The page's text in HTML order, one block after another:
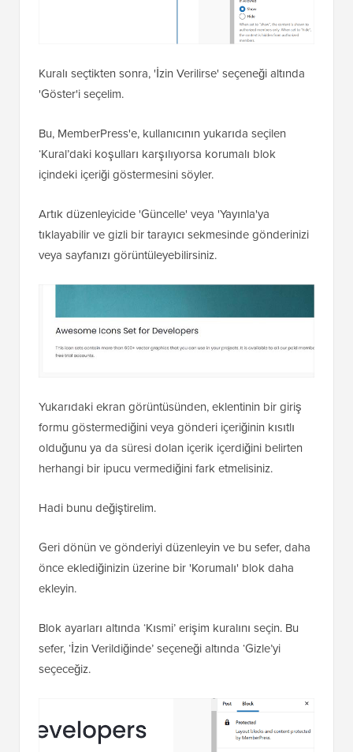
Kuralı seçtikten sonra, 'İzin Verilirse' seçeneği altında
'Göster'i seçelim.
Bu, MemberPress'e, kullanıcının yukarıda seçilen
‘Kural’daki koşulları karşılıyorsa korumalı blok
içindeki içeriği göstermesini söyler.
Artık düzenleyicide 'Güncelle' veya 'Yayınla'ya
tıklayabilir ve gizli bir tarayıcı sekmesinde gönderinizi
veya sayfanızı görüntüleyebilirsiniz.
Yukarıdaki ekran görüntüsünden, eklentinin bir giriş
formu göstermediğini veya gönderi içeriğinin kısıtlı
olduğunu ya da süresi dolan içerik içerdiğini belirten
herhangi bir ipucu vermediğini fark etmelisiniz.
Hadi bunu değiştirelim.
Geri dönün ve gönderiyi düzenleyin ve bu sefer, daha
önce eklediğinizin üzerine bir 'Korumalı' blok daha
ekleyin.
Blok ayarları altında ‘Kısmi’ erişim kuralını seçin. Bu
sefer, ‘İzin Verildiğinde’ seçeneği altında ‘Gizle’yi
seçeceğiz.